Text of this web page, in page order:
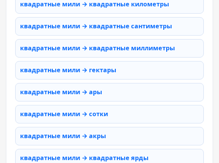
квадратные мили → квадратные километры
квадратные мили → квадратные сантиметры
квадратные мили → квадратные миллиметры
квадратные мили → гектары
квадратные мили → ары
квадратные мили → сотки
квадратные мили → акры
квадратные мили → квадратные ярды